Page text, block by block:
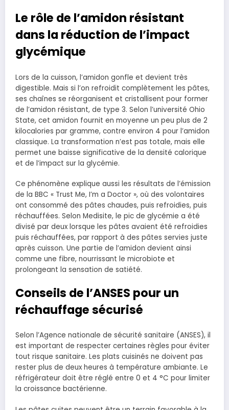
Le rôle de l’amidon résistant
dans la réduction de l’impact
glycémique
Lors de la cuisson, l’amidon gonfle et devient très
digestible. Mais si l’on refroidit complètement les pâtes,
ses chaînes se réorganisent et cristallisent pour former
de l’amidon résistant, de type 3. Selon l’université Ohio
State, cet amidon fournit en moyenne un peu plus de 2
kilocalories par gramme, contre environ 4 pour l’amidon
classique. La transformation n’est pas totale, mais elle
permet une baisse significative de la densité calorique
et de l’impact sur la glycémie.
Ce phénomène explique aussi les résultats de l’émission
de la BBC « Trust Me, I’m a Doctor », où des volontaires
ont consommé des pâtes chaudes, puis refroidies, puis
réchauffées. Selon Medisite, le pic de glycémie a été
divisé par deux lorsque les pâtes avaient été refroidies
puis réchauffées, par rapport à des pâtes servies juste
après cuisson. Une partie de l’amidon devient ainsi
comme une fibre, nourrissant le microbiote et
prolongeant la sensation de satiété.
Conseils de l’ANSES pour un
réchauffage sécurisé
Selon l’Agence nationale de sécurité sanitaire (ANSES), il
est important de respecter certaines règles pour éviter
tout risque sanitaire. Les plats cuisinés ne doivent pas
rester plus de deux heures à température ambiante. Le
réfrigérateur doit être réglé entre 0 et 4 °C pour limiter
la croissance bactérienne.